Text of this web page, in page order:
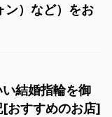
ン）など）をお
い結婚指輪を御
おすすめのお店]